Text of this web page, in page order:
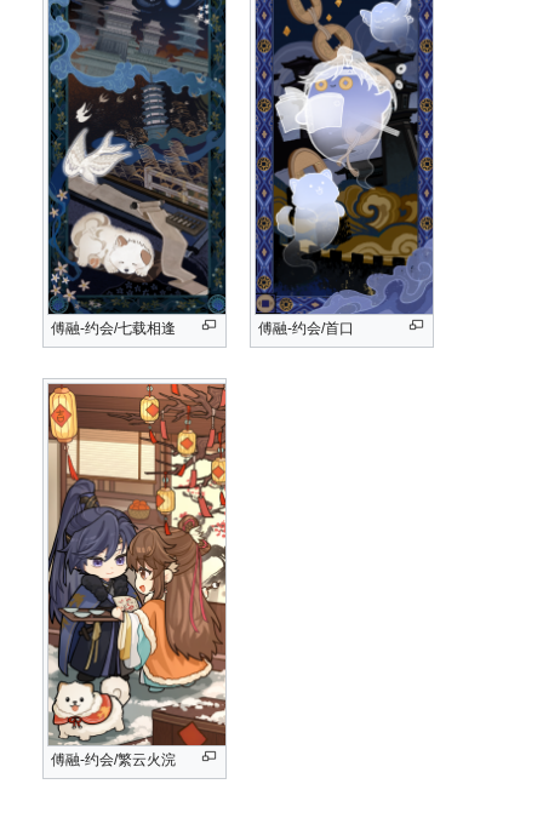
傅融-约会/七载相逢 傅融-约会/首口
傅融-约会/繁云火浣